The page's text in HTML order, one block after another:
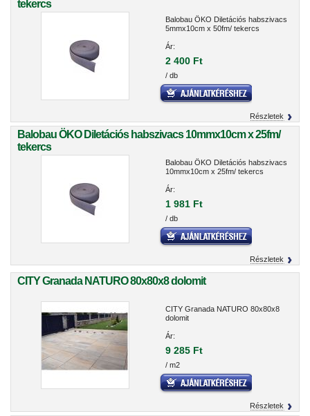
tekercs
Balobau ÖKO Diletációs habszivacs
5mmx10cm x 50fm/ tekercs
Ár:
2 400 Ft
/ db
Részletek
Balobau ÖKO Diletációs habszivacs 10mmx10cm x 25fm/
tekercs
Balobau ÖKO Diletációs habszivacs
10mmx10cm x 25fm/ tekercs
Ár:
1 981 Ft
/ db
Részletek
CITY Granada NATURO 80x80x8 dolomit
CITY Granada NATURO 80x80x8
dolomit
Ár:
9 285 Ft
/ m2
Részletek